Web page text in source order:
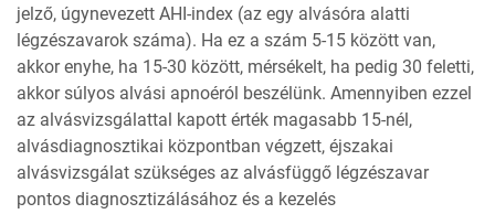
jelző, úgynevezett AHI-index (az egy alvásóra alatti
légzészavarok száma). Ha ez a szám 5-15 között van,
akkor enyhe, ha 15-30 között, mérsékelt, ha pedig 30 feletti,
akkor súlyos alvási apnoéról beszélünk. Amennyiben ezzel
az alvásvizsgálattal kapott érték magasabb 15-nél,
alvásdiagnosztikai központban végzett, éjszakai
alvásvizsgálat szükséges az alvásfüggő légzészavar
pontos diagnosztizálásához és a kezelés